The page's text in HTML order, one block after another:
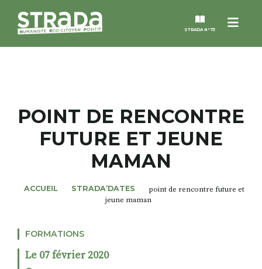
Menu
STRADA N°73
MAGAZINES
NOS THÈMES
POINT DE RENCONTRE
FUTURE ET JEUNE
MAMAN
ACCUEIL STRADA’DATES
point de rencontre future et
jeune maman
FORMATIONS
Le 07 février 2020